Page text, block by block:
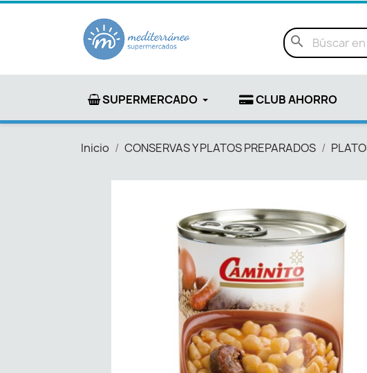
search
SUPERMERCADO CLUB AHORRO
Inicio CONSERVAS Y PLATOS PREPARADOS